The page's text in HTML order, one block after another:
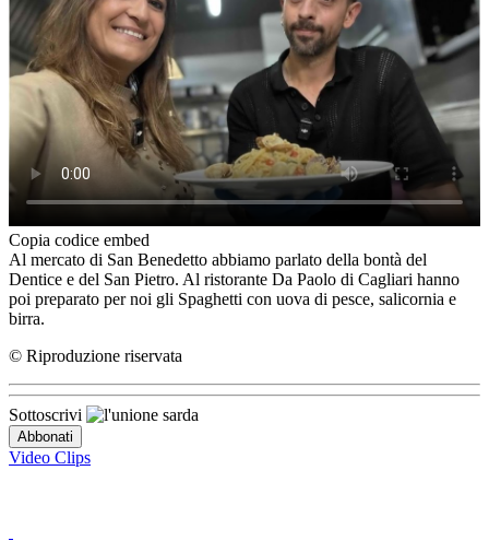
Copia codice embed
Al mercato di San Benedetto abbiamo parlato della bontà del
Dentice e del San Pietro. Al ristorante Da Paolo di Cagliari hanno
poi preparato per noi gli Spaghetti con uova di pesce, salicornia e
birra.
© Riproduzione riservata
Sottoscrivi
Video Clips